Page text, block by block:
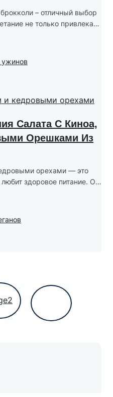
– отличный выбор
не только привлекает
ужинов
Салата С Киноа,
Орешками Из
орехами — это
здоровое питание. Он
2